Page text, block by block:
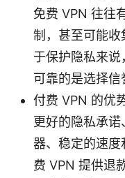
免费 VPN 往往
制，甚至可能
于保护隐私来
可靠的是选择信
付费 VPN 的优
更好的隐私承
器、稳定的速
费 VPN 提供退